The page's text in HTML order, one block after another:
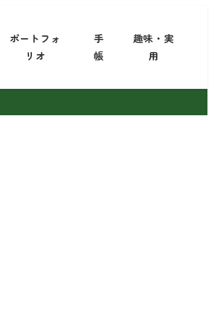
ポートフォ
リオ
手
帳
趣味・実
用